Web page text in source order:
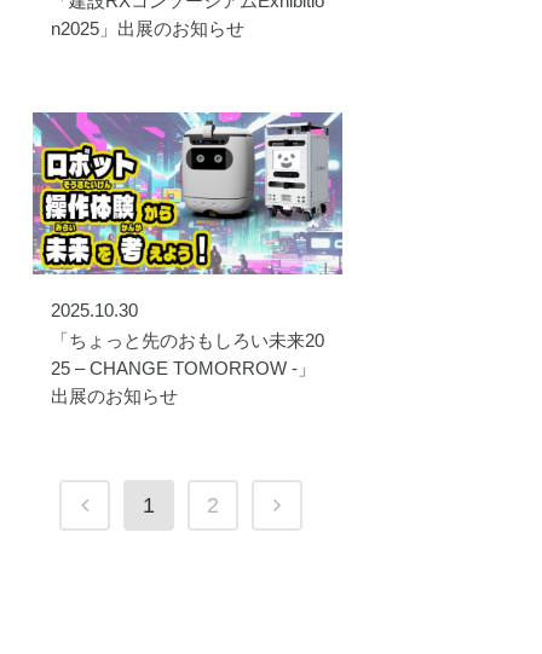
n2025」出展のお知らせ
2025.10.30
「ちょっと先のおもしろい未来20
25 – CHANGE TOMORROW -」
出展のお知らせ
1 2